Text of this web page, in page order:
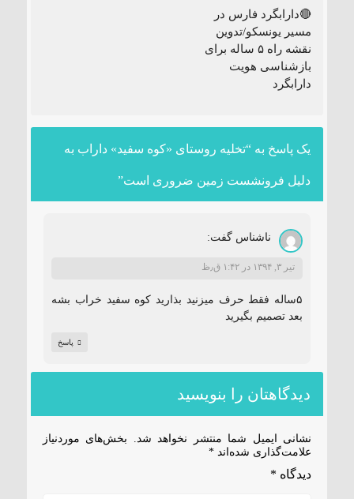
🔴دارابگرد فارس در
مسیر یونسکو/تدوین
نقشه راه ۵ ساله برای
بازشناسی هویت
دارابگرد
یک پاسخ به “تخلیه روستای «کوه سفید» داراب به
دلیل فرونشست زمین ضروری است”
ناشناس گفت:
تیر ۳, ۱۳۹۴ در ۱:۴۲ ق٫ظ
۵ساله فقط حرف میزنید بذارید کوه سفید خراب بشه
بعد تصمیم بگیرید
پاسخ
دیدگاهتان را بنویسید
نشانی ایمیل شما منتشر نخواهد شد.
بخش‌های موردنیاز
علامت‌گذاری شده‌اند *
دیدگاه *